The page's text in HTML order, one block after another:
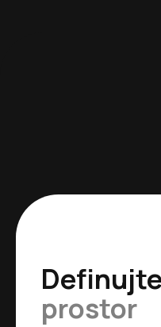
prostor